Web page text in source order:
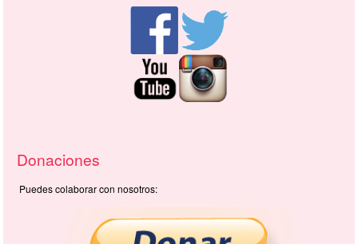
Donaciones
Puedes colaborar con nosotros: